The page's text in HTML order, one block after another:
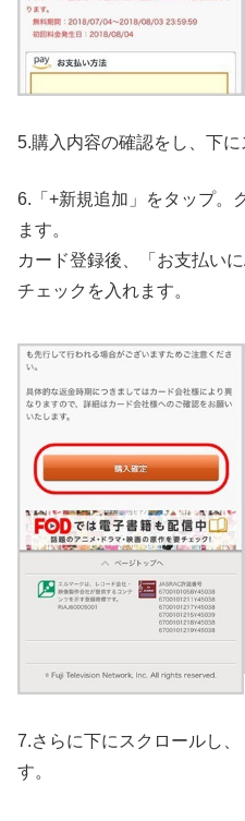
5.購入内容の確認をし、下に
6.「+新規追加」をタップ。
ます。
カード登録後、「お支払い
チェックを入れます。
7.さらに下にスクロールし
す。